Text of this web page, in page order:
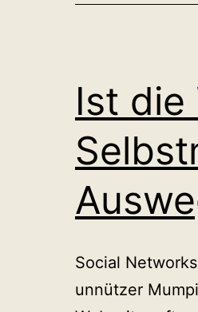
Ist die
Social
unnützer